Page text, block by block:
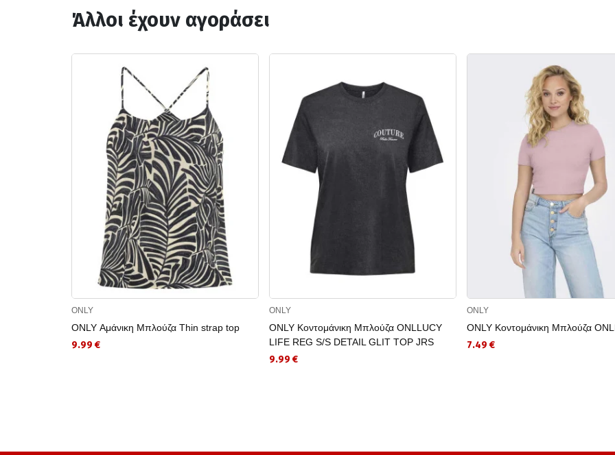
Άλλοι έχουν αγοράσει
ONLY
ONLY Αμάνικη Μπλούζα Thin strap top
9.99 €
ONLY
ONLY Κοντομάνικη Μπλούζα ONLLUCY
LIFE REG S/S DETAIL GLIT TOP JRS
9.99 €
ONLY
ONLY Κοντομάνικη Μπλούζα
7.49 €